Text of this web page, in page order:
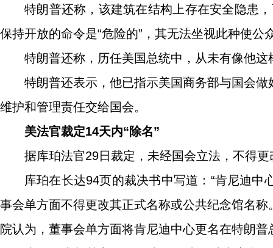
特朗普还称，该建筑在结构上存在安全隐患
保持开放的命令是“危险的”，其无法坐视此种使公
特朗普还称，历任美国总统中，从未有像他
特朗普还表示，他已指示美国商务部与国会
维护和管理责任交给国会。
美法官裁定14天内“除名”
据库珀法官29日裁定，未经国会立法，不得
库珀在长达94页的裁决书中写道：“肯尼迪
事会单方面不得更改其正式名称或公共纪念馆名
院认为，董事会单方面将肯尼迪中心更名在特朗